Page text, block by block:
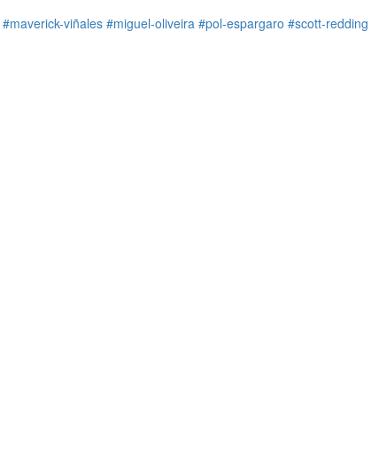
#maverick-viñales #miguel-oliveira #pol-espargaro #scott-redding